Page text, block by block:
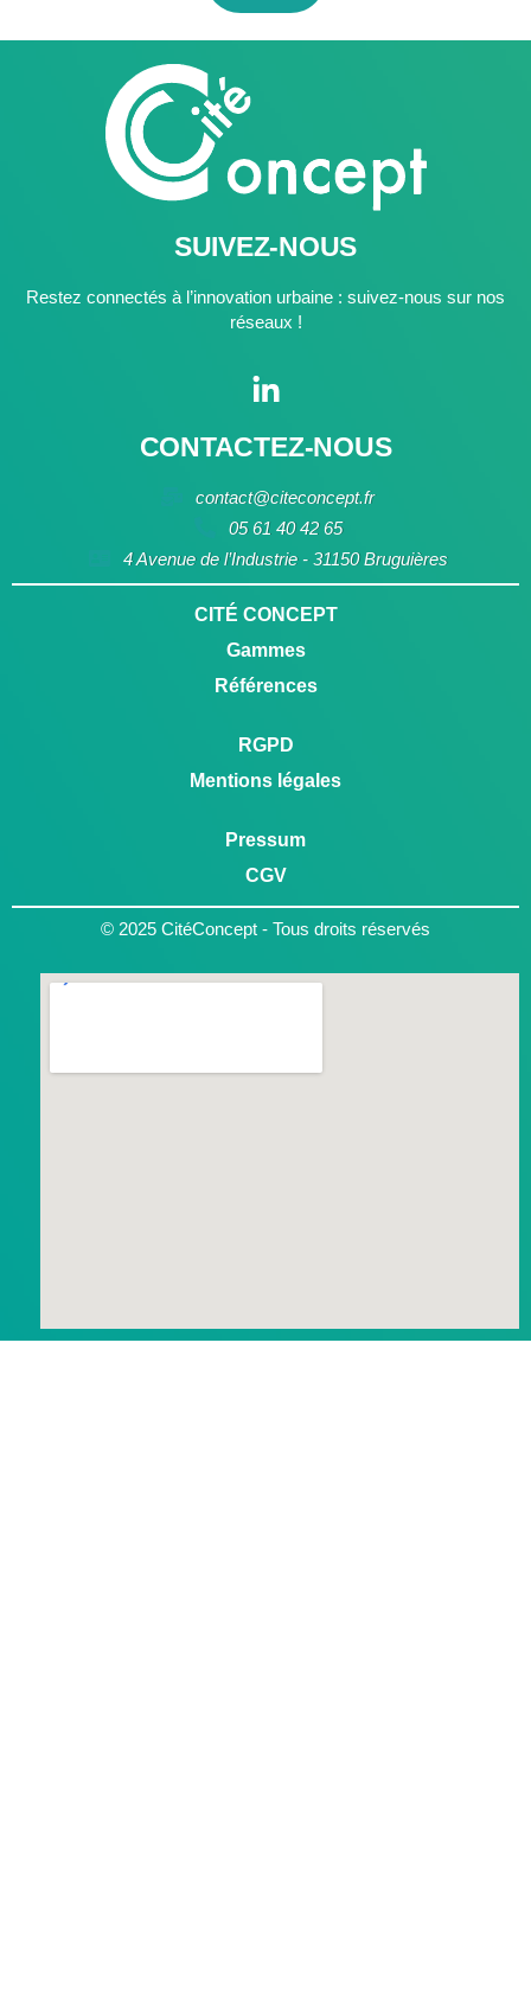
SUIVEZ-NOUS
Restez connectés à l’innovation urbaine : suivez-nous sur nos
réseaux !
CONTACTEZ-NOUS
contact@citeconcept.fr
05 61 40 42 65
4 Avenue de l’Industrie - 31150 Bruguières
CITÉ CONCEPT
Gammes
Références
RGPD
Mentions légales
Pressum
CGV
© 2025 CitéConcept - Tous droits réservés